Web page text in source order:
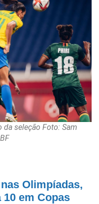
da seleção Foto: Sam
Olimpíadas,
em Copas